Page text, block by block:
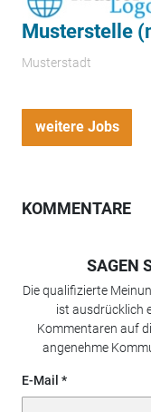
Musterstelle
Musterstadt
weitere Jobs
KOMMENTARE
SAGEN
Die qualifizierte
ist ausdrücklich
Kommentaren auf
angenehme
E-Mail